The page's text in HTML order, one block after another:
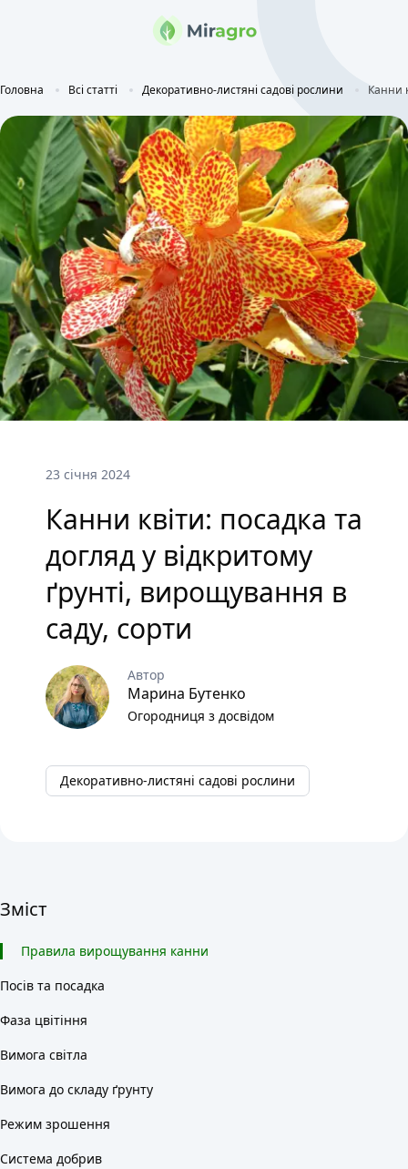
Головна Всі статті Декоративно-листяні садові рослини Канни
23 січня 2024
Канни квіти: посадка та
догляд у відкритому
ґрунті, вирощування в
саду, сорти
Автор
Марина Бутенко
Огородниця з досвідом
Декоративно-листяні садові рослини
Зміст
Правила вирощування канни
Посів та посадка
Фаза цвітіння
Вимога світла
Вимога до складу ґрунту
Режим зрошення
Система добрив